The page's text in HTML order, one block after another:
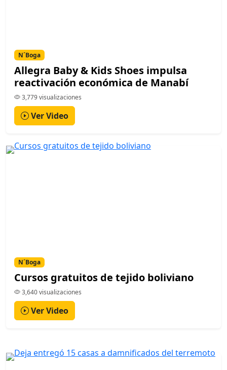
N´Boga
Allegra Baby & Kids Shoes impulsa
reactivación económica de Manabí
3,779 visualizaciones
Ver Video
N´Boga
Cursos gratuitos de tejido boliviano
3,640 visualizaciones
Ver Video